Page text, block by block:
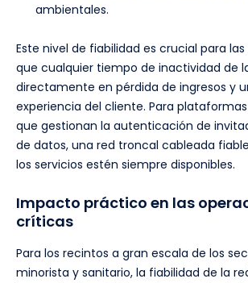
ambientales.
Este nivel de fiabilidad es crucial para
que cualquier tiempo de inactividad de
directamente en pérdida de ingresos y
experiencia del cliente. Para
que gestionan la autenticación de
de datos, una red troncal cableada
los servicios estén siempre disponibles.
Impacto práctico en las
críticas
Para los recintos a gran escala de los
minorista y sanitario, la fiabilidad de la